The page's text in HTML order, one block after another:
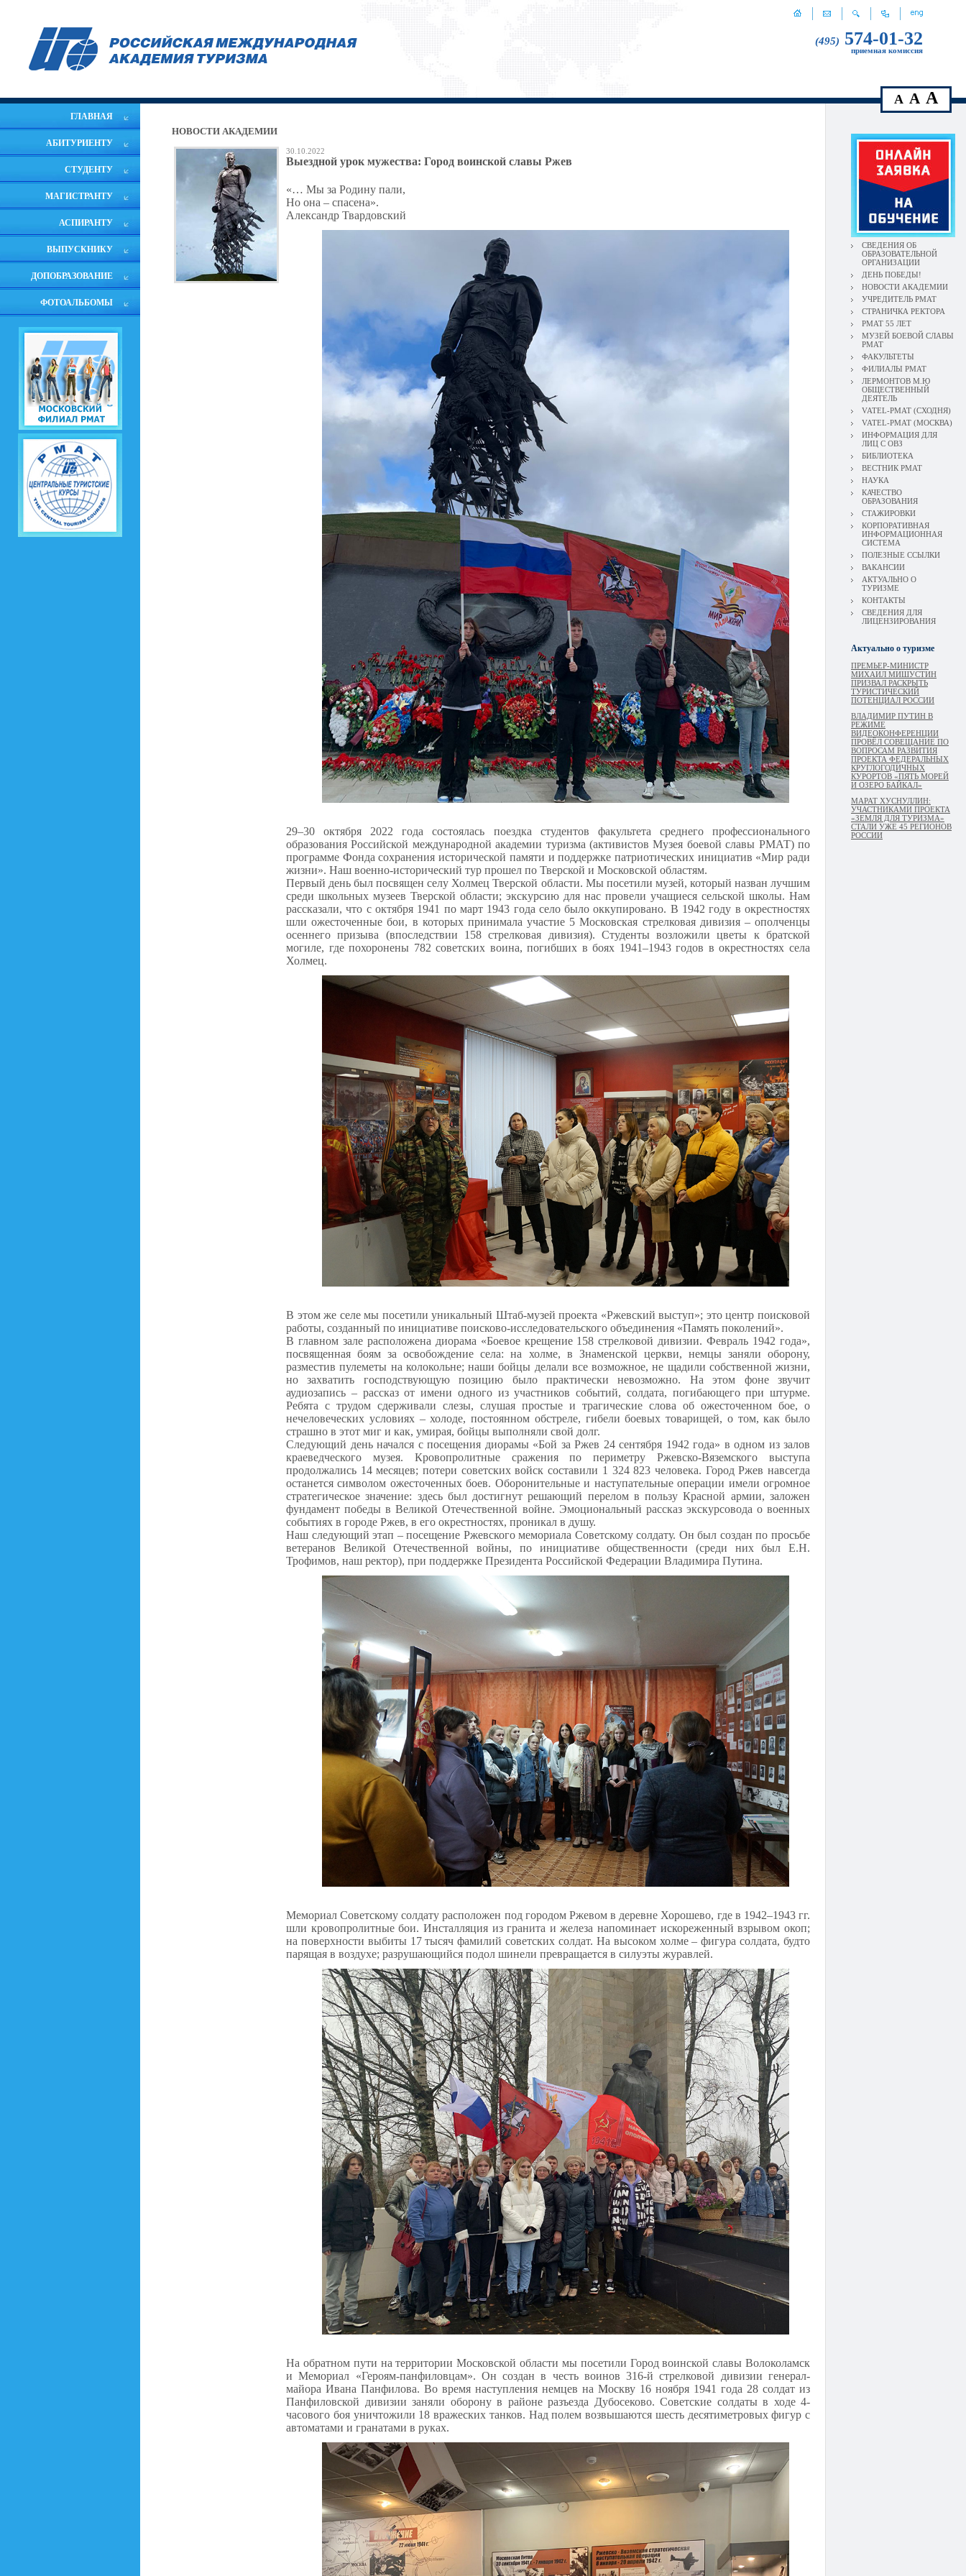
(495) 574-01-32
приемная комиссия
ГЛАВНАЯ
АБИТУРИЕНТУ
СТУДЕНТУ
МАГИСТРАНТУ
АСПИРАНТУ
ВЫПУСКНИКУ
ДОПОБРАЗОВАНИЕ
ФОТОАЛЬБОМЫ
A A A
НОВОСТИ АКАДЕМИИ
30.10.2022
Выездной урок мужества: Город воинской славы Ржев
«… Мы за Родину пали,
Но она – спасена».
Александр Твардовский
29–30 октября 2022 года состоялась поездка студентов факультета среднего профессионального
образования Российской международной академии туризма (активистов Музея боевой славы РМАТ) по
программе Фонда сохранения исторической памяти и поддержке патриотических инициатив «Мир ради
жизни». Наш военно-исторический тур прошел по Тверской и Московской областям.
Первый день был посвящен селу Холмец Тверской области. Мы посетили музей, который назван лучшим
среди школьных музеев Тверской области; экскурсию для нас провели учащиеся сельской школы. Нам
рассказали, что с октября 1941 по март 1943 года село было оккупировано. В 1942 году в окрестностях
шли ожесточенные бои, в которых принимала участие 5 Московская стрелковая дивизия – ополченцы
осеннего призыва (впоследствии 158 стрелковая дивизия). Студенты возложили цветы к братской
могиле, где похоронены 782 советских воина, погибших в боях 1941–1943 годов в окрестностях села
Холмец.
В этом же селе мы посетили уникальный Штаб-музей проекта «Ржевский выступ»; это центр поисковой
работы, созданный по инициативе поисково-исследовательского объединения «Память поколений».
В главном зале расположена диорама «Боевое крещение 158 стрелковой дивизии. Февраль 1942 года»,
посвященная боям за освобождение села: на холме, в Знаменской церкви, немцы заняли оборону,
разместив пулеметы на колокольне; наши бойцы делали все возможное, не щадили собственной жизни,
но захватить господствующую позицию было практически невозможно. На этом фоне звучит
аудиозапись – рассказ от имени одного из участников событий, солдата, погибающего при штурме.
Ребята с трудом сдерживали слезы, слушая простые и трагические слова об ожесточенном бое, о
нечеловеческих условиях – холоде, постоянном обстреле, гибели боевых товарищей, о том, как было
страшно в этот миг и как, умирая, бойцы выполняли свой долг.
Следующий день начался с посещения диорамы «Бой за Ржев 24 сентября 1942 года» в одном из залов
краеведческого музея. Кровопролитные сражения по периметру Ржевско-Вяземского выступа
продолжались 14 месяцев; потери советских войск составили 1 324 823 человека. Город Ржев навсегда
останется символом ожесточенных боев. Оборонительные и наступательные операции имели огромное
стратегическое значение: здесь был достигнут решающий перелом в пользу Красной армии, заложен
фундамент победы в Великой Отечественной войне. Эмоциональный рассказ экскурсовода о военных
событиях в городе Ржев, в его окрестностях, проникал в душу.
Наш следующий этап – посещение Ржевского мемориала Советскому солдату. Он был создан по просьбе
ветеранов Великой Отечественной войны, по инициативе общественности (среди них был Е.Н.
Трофимов, наш ректор), при поддержке Президента Российской Федерации Владимира Путина.
Мемориал Советскому солдату расположен под городом Ржевом в деревне Хорошево, где в 1942–1943 гг.
шли кровопролитные бои. Инсталляция из гранита и железа напоминает искореженный взрывом окоп;
на поверхности выбиты 17 тысяч фамилий советских солдат. На высоком холме – фигура солдата, будто
парящая в воздухе; разрушающийся подол шинели превращается в силуэты журавлей.
На обратном пути на территории Московской области мы посетили Город воинской славы Волоколамск
и Мемориал «Героям-панфиловцам». Он создан в честь воинов 316-й стрелковой дивизии генерал-
майора Ивана Панфилова. Во время наступления немцев на Москву 16 ноября 1941 года 28 солдат из
Панфиловской дивизии заняли оборону в районе разъезда Дубосеково. Советские солдаты в ходе 4-
часового боя уничтожили 18 вражеских танков. Над полем возвышаются шесть десятиметровых фигур с
автоматами и гранатами в руках.
СВЕДЕНИЯ ОБ
ОБРАЗОВАТЕЛЬНОЙ
ОРГАНИЗАЦИИ
ДЕНЬ ПОБЕДЫ!
НОВОСТИ АКАДЕМИИ
УЧРЕДИТЕЛЬ РМАТ
СТРАНИЧКА РЕКТОРА
РМАТ 55 ЛЕТ
МУЗЕЙ БОЕВОЙ СЛАВЫ
РМАТ
ФАКУЛЬТЕТЫ
ФИЛИАЛЫ РМАТ
ЛЕРМОНТОВ М.Ю
ОБЩЕСТВЕННЫЙ
ДЕЯТЕЛЬ
VATEL-РМАТ (СХОДНЯ)
VATEL-РМАТ (МОСКВА)
ИНФОРМАЦИЯ ДЛЯ
ЛИЦ С ОВЗ
БИБЛИОТЕКА
ВЕСТНИК РМАТ
НАУКА
КАЧЕСТВО
ОБРАЗОВАНИЯ
СТАЖИРОВКИ
КОРПОРАТИВНАЯ
ИНФОРМАЦИОННАЯ
СИСТЕМА
ПОЛЕЗНЫЕ ССЫЛКИ
ВАКАНСИИ
АКТУАЛЬНО О
ТУРИЗМЕ
КОНТАКТЫ
СВЕДЕНИЯ ДЛЯ
ЛИЦЕНЗИРОВАНИЯ
Актуально о туризме
ПРЕМЬЕР-МИНИСТР
МИХАИЛ МИШУСТИН
ПРИЗВАЛ РАСКРЫТЬ
ТУРИСТИЧЕСКИЙ
ПОТЕНЦИАЛ РОССИИ
ВЛАДИМИР ПУТИН В
РЕЖИМЕ
ВИДЕОКОНФЕРЕНЦИИ
ПРОВЁЛ СОВЕЩАНИЕ ПО
ВОПРОСАМ РАЗВИТИЯ
ПРОЕКТА ФЕДЕРАЛЬНЫХ
КРУГЛОГОДИЧНЫХ
КУРОРТОВ «ПЯТЬ МОРЕЙ
И ОЗЕРО БАЙКАЛ»
МАРАТ ХУСНУЛЛИН:
УЧАСТНИКАМИ ПРОЕКТА
«ЗЕМЛЯ ДЛЯ ТУРИЗМА»
СТАЛИ УЖЕ 45 РЕГИОНОВ
РОССИИ